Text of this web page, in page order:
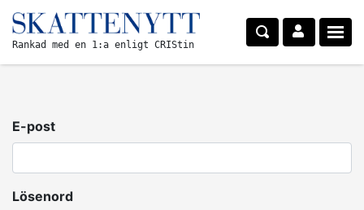
Rankad med en 1:a enligt CRIStin
E-post
Lösenord